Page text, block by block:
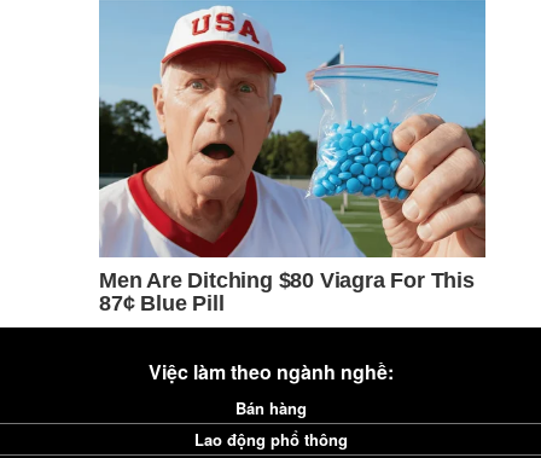
Việc làm theo ngành nghề:
Bán hàng
Lao động phổ thông